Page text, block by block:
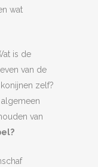
wat
is de
van de
zelf?
van